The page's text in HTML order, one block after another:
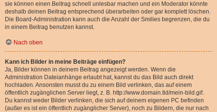
sie können einen Beitrag schnell unlesbar machen und ein Moderator könnte
deshalb deinen Beitrag entsprechend überarbeiten oder gar komplett löschen.
Die Board-Administration kann auch die Anzahl der Smilies begrenzen, die du
in einem Beitrag benutzen kannst.
Nach oben
Kann ich Bilder in meine Beiträge einfügen?
Ja, Bilder können in deinem Beitrag angezeigt werden. Wenn die
Administration Dateianhänge erlaubt hat, kannst du das Bild auch direkt
hochladen. Ansonsten musst du zu einem Bild verlinken, das auf einem
öffentlich zugänglichen Server liegt, z. B. http://www.domain.tld/mein-bild.gif.
Du kannst weder Bilder verlinken, die sich auf deinem eigenen PC befinden
(außer es ist ein öffentlich zugänglicher Server), noch zu Bildern, die nur nach